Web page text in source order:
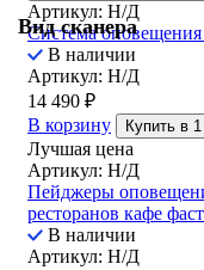
Вид сканера
Артикул: Н/Д
Система
В наличии
Артикул: Н/Д
14 490 ₽
В корзину
Купить в
Лучшая цена
Артикул: Н/Д
Пейджеры
ресторанов кафе
В наличии
Артикул: Н/Д